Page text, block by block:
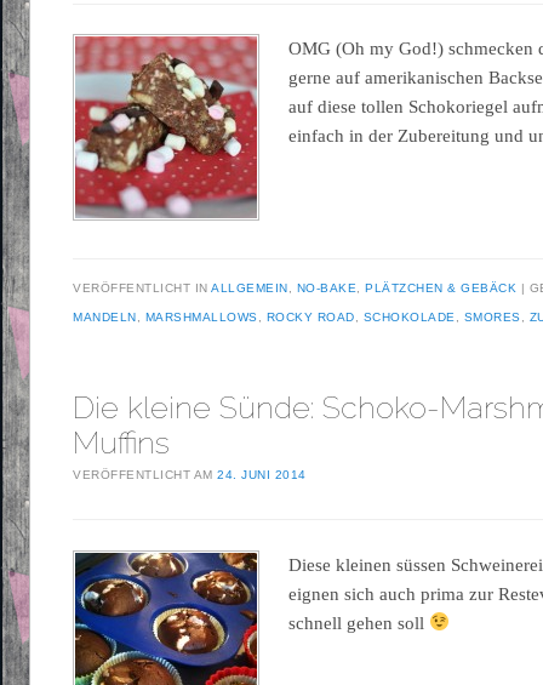
OMG (Oh my God!) schmecken
gerne auf amerikanischen
auf diese tollen Schokoriegel
einfach in der Zubereitung und
VERÖFFENTLICHT INALLGEMEIN NO-BAKE ,PLÄTZCHEN & GEBÄCK
MANDELN MARSHMALLOWS ROCKY ROAD SCHOKOLADE SMORES
Die kleine Sünde: Schoko-
Muffins
VERÖFFENTLICHT AM24. JUNI 2014
Diese kleinen süssen
eignen sich auch prima zur
schnell gehen soll